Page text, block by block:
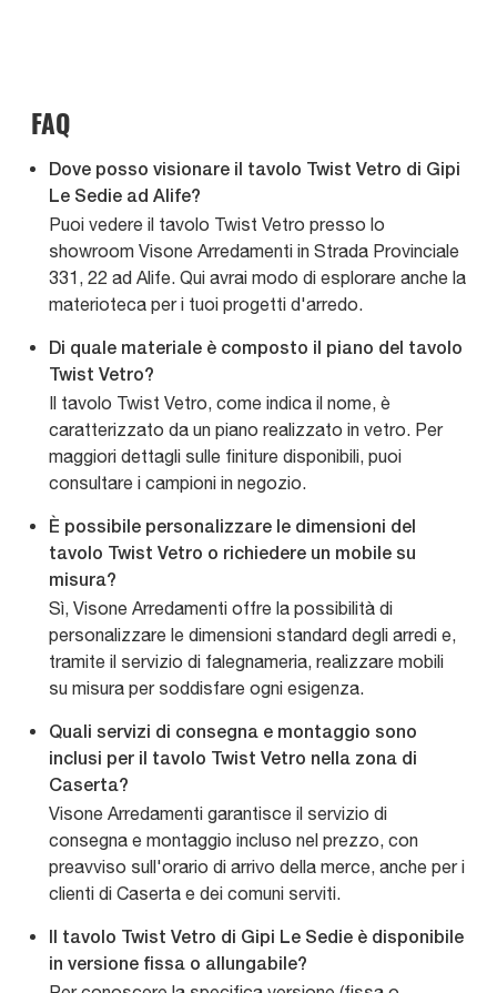
FAQ
Dove posso visionare il tavolo Twist Vetro di Gipi
Le Sedie ad Alife?
Puoi vedere il tavolo Twist Vetro presso lo
showroom Visone Arredamenti in Strada Provinciale
331, 22 ad Alife. Qui avrai modo di esplorare anche la
materioteca per i tuoi progetti d'arredo.
Di quale materiale è composto il piano del tavolo
Twist Vetro?
Il tavolo Twist Vetro, come indica il nome, è
caratterizzato da un piano realizzato in vetro. Per
maggiori dettagli sulle finiture disponibili, puoi
consultare i campioni in negozio.
È possibile personalizzare le dimensioni del
tavolo Twist Vetro o richiedere un mobile su
misura?
Sì, Visone Arredamenti offre la possibilità di
personalizzare le dimensioni standard degli arredi e,
tramite il servizio di falegnameria, realizzare mobili
su misura per soddisfare ogni esigenza.
Quali servizi di consegna e montaggio sono
inclusi per il tavolo Twist Vetro nella zona di
Caserta?
Visone Arredamenti garantisce il servizio di
consegna e montaggio incluso nel prezzo, con
preavviso sull'orario di arrivo della merce, anche per i
clienti di Caserta e dei comuni serviti.
Il tavolo Twist Vetro di Gipi Le Sedie è disponibile
in versione fissa o allungabile?